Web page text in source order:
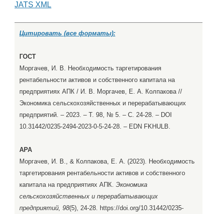
JATS XML
Цитировать (все форматы):
ГОСТ
Моргачев, И. В. Необходимость таргетирования
рентабельности активов и собственного капитала на
предприятиях АПК / И. В. Моргачев, Е. А. Колпакова //
Экономика сельскохозяйственных и перерабатывающих
предприятий. – 2023. – Т. 98, № 5. – С. 24-28. – DOI
10.31442/0235-2494-2023-0-5-24-28. – EDN FKHULB.
APA
Моргачев, И. В., & Колпакова, Е. А. (2023). Необходимость
таргетирования рентабельности активов и собственного
капитала на предприятиях АПК. Экономика
сельскохозяйственных и перерабатывающих
предприятий, 98(5), 24-28. https://doi.org/10.31442/0235-